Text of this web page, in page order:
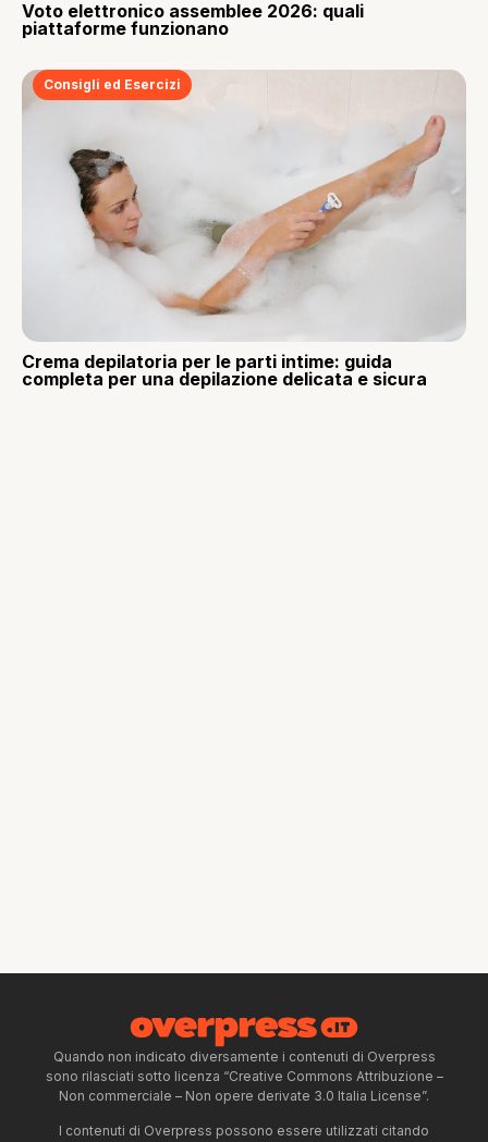
Voto elettronico assemblee 2026: quali
piattaforme funzionano
Consigli ed Esercizi
Crema depilatoria per le parti intime: guida
completa per una depilazione delicata e sicura
Quando non indicato diversamente i contenuti di Overpress
sono rilasciati sotto licenza “Creative Commons Attribuzione –
Non commerciale – Non opere derivate 3.0 Italia License”.
I contenuti di Overpress possono essere utilizzati citando